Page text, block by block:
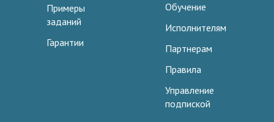
Примеры
заданий
Гарантии
Обучение
Исполнителям
Партнерам
Правила
Управление
подпиской